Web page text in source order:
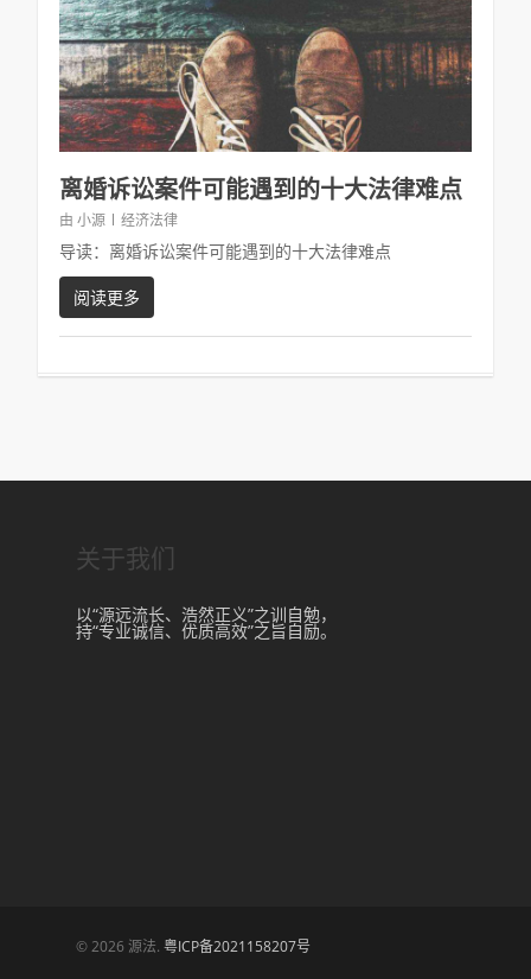
离婚诉讼案件可能遇到的十大法律难点
由 小源 经济法律
导读：离婚诉讼案件可能遇到的十大法律难点
阅读更多
关于我们
以“源远流长、浩然正义”之训自勉，
持“专业诚信、优质高效”之旨自励。
© 2026 源法. 粤ICP备2021158207号